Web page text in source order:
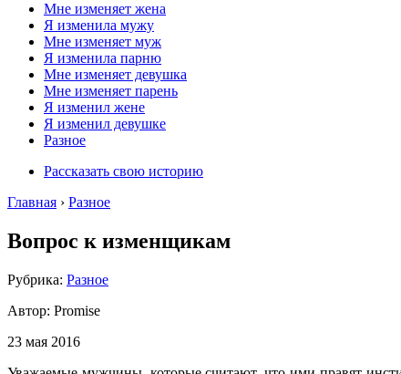
Мне изменяет жена
Я изменила мужу
Мне изменяет муж
Я изменила парню
Мне изменяет девушка
Мне изменяет парень
Я изменил жене
Я изменил девушке
Разное
Рассказать свою историю
Главная › Разное
Вопрос к изменщикам
Рубрика: Разное
Автор: Promise
23 мая 2016